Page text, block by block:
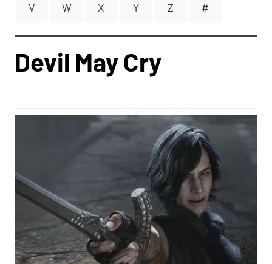
V W X Y Z #
Devil May Cry